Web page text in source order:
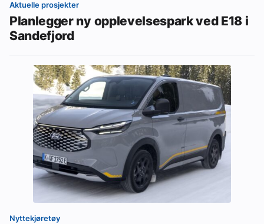
Aktuelle prosjekter
Planlegger ny opplevelsespark ved E18 i
Sandefjord
Nyttekjøretøy